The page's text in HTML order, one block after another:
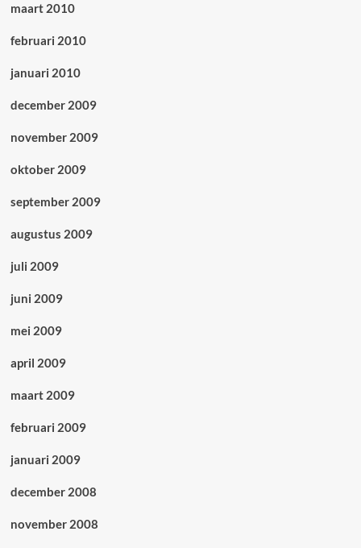
maart 2010
februari 2010
januari 2010
december 2009
november 2009
oktober 2009
september 2009
augustus 2009
juli 2009
juni 2009
mei 2009
april 2009
maart 2009
februari 2009
januari 2009
december 2008
november 2008